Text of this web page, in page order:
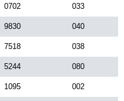
0702 033
9830 040
7518 038
5244 080
1095 002